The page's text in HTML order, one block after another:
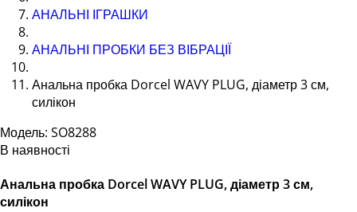
АНАЛЬНІ ІГРАШКИ
АНАЛЬНІ ПРОБКИ БЕЗ ВІБРАЦІЇ
Анальна пробка Dorcel WAVY PLUG, діаметр 3 см,
силікон
Модель: SO8288
В наявності
Анальна пробка Dorcel WAVY PLUG, діаметр 3 см,
силікон